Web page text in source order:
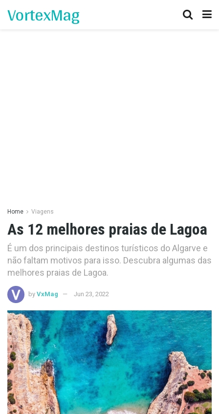
VortexMag
Home Viagens
As 12 melhores praias de Lagoa
É um dos principais destinos turísticos do Algarve e
não faltam motivos para isso. Descubra algumas das
melhores praias de Lagoa.
by VxMag Jun 23, 2022